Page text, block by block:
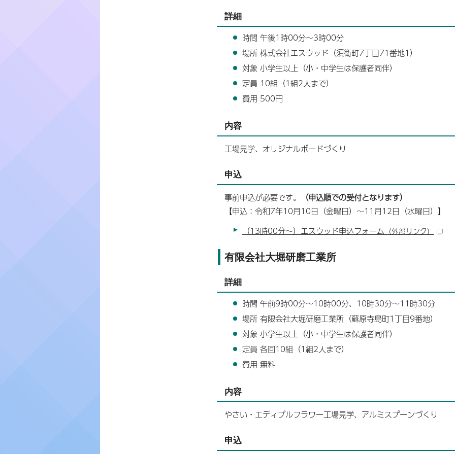
詳細
時間 午後1時00分～3時00分
場所 株式会社エスウッド（須衛町7丁目71番地1）
対象 小学生以上（小・中学生は保護者同伴）
定員 10組（1組2人まで）
費用 500円
内容
工場見学、オリジナルボードづくり
申込
事前申込が必要です。
（申込順での受付となります）
【申込：令和7年10月10日（金曜日）～11月12日（水曜日）】
（13時00分～）エスウッド申込フォーム （外部リンク）
有限会社大堀研磨工業所
詳細
時間 午前9時00分～10時00分、10時30分～11時30分
場所 有限会社大堀研磨工業所（蘇原寺島町1丁目9番地）
対象 小学生以上（小・中学生は保護者同伴）
定員 各回10組（1組2人まで）
費用 無料
内容
やさい・エディブルフラワー工場見学、アルミスプーンづくり
申込